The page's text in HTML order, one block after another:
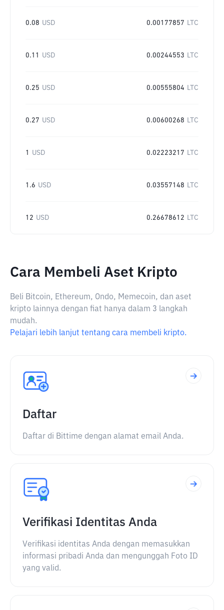
0.08 USD 0.00177857 LTC
0.11 USD 0.00244553 LTC
0.25 USD 0.00555804 LTC
0.27 USD 0.00600268 LTC
1 USD 0.02223217 LTC
1.6 USD 0.03557148 LTC
12 USD 0.26678612 LTC
Cara Membeli Aset Kripto
Beli Bitcoin, Ethereum, Ondo, Memecoin, dan aset
kripto lainnya dengan fiat hanya dalam 3 langkah
mudah.
Pelajari lebih lanjut tentang cara membeli kripto.
Daftar
Daftar di Bittime dengan alamat email Anda.
Verifikasi Identitas Anda
Verifikasi identitas Anda dengan memasukkan
informasi pribadi Anda dan mengunggah Foto ID
yang valid.